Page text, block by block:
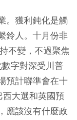
。獲利鈍化是觸
鈴人。十月份非
不變，不過聚焦
字對深受川普
預計聯準會在十
大選和英國預
應該沒有什麼政